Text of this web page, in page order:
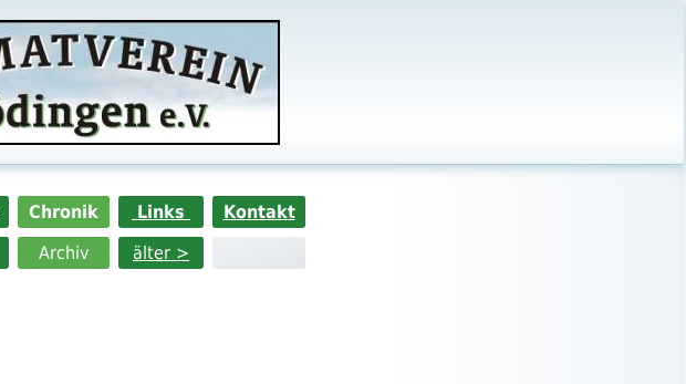
Chronik Links
Kontakt
Archiv älter >